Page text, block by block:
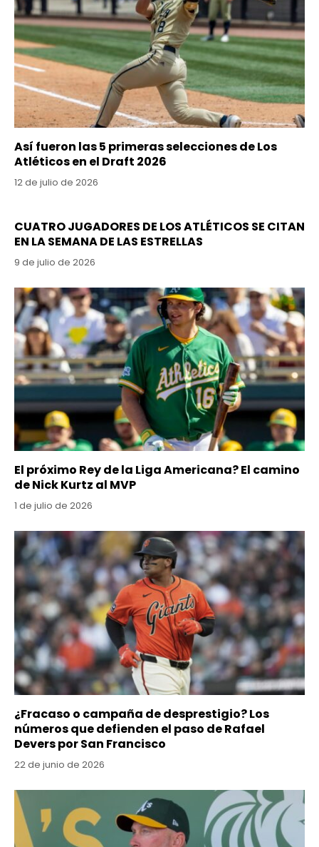
Así fueron las 5 primeras selecciones de Los
Atléticos en el Draft 2026
12 de julio de 2026
CUATRO JUGADORES DE LOS ATLÉTICOS SE CITAN
EN LA SEMANA DE LAS ESTRELLAS
9 de julio de 2026
El próximo Rey de la Liga Americana? El camino
de Nick Kurtz al MVP
1 de julio de 2026
¿Fracaso o campaña de desprestigio? Los
números que defienden el paso de Rafael
Devers por San Francisco
22 de junio de 2026